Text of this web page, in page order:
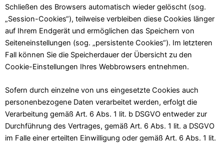
Schließen des Browsers automatisch wieder gelöscht (sog.
„Session-Cookies“), teilweise verbleiben diese Cookies länger
auf Ihrem Endgerät und ermöglichen das Speichern von
Seiteneinstellungen (sog. „persistente Cookies“). Im letzteren
Fall können Sie die Speicherdauer der Übersicht zu den
Cookie-Einstellungen Ihres Webbrowsers entnehmen.
Sofern durch einzelne von uns eingesetzte Cookies auch
personenbezogene Daten verarbeitet werden, erfolgt die
Verarbeitung gemäß Art. 6 Abs. 1 lit. b DSGVO entweder zur
Durchführung des Vertrages, gemäß Art. 6 Abs. 1 lit. a DSGVO
im Falle einer erteilten Einwilligung oder gemäß Art. 6 Abs. 1 lit.